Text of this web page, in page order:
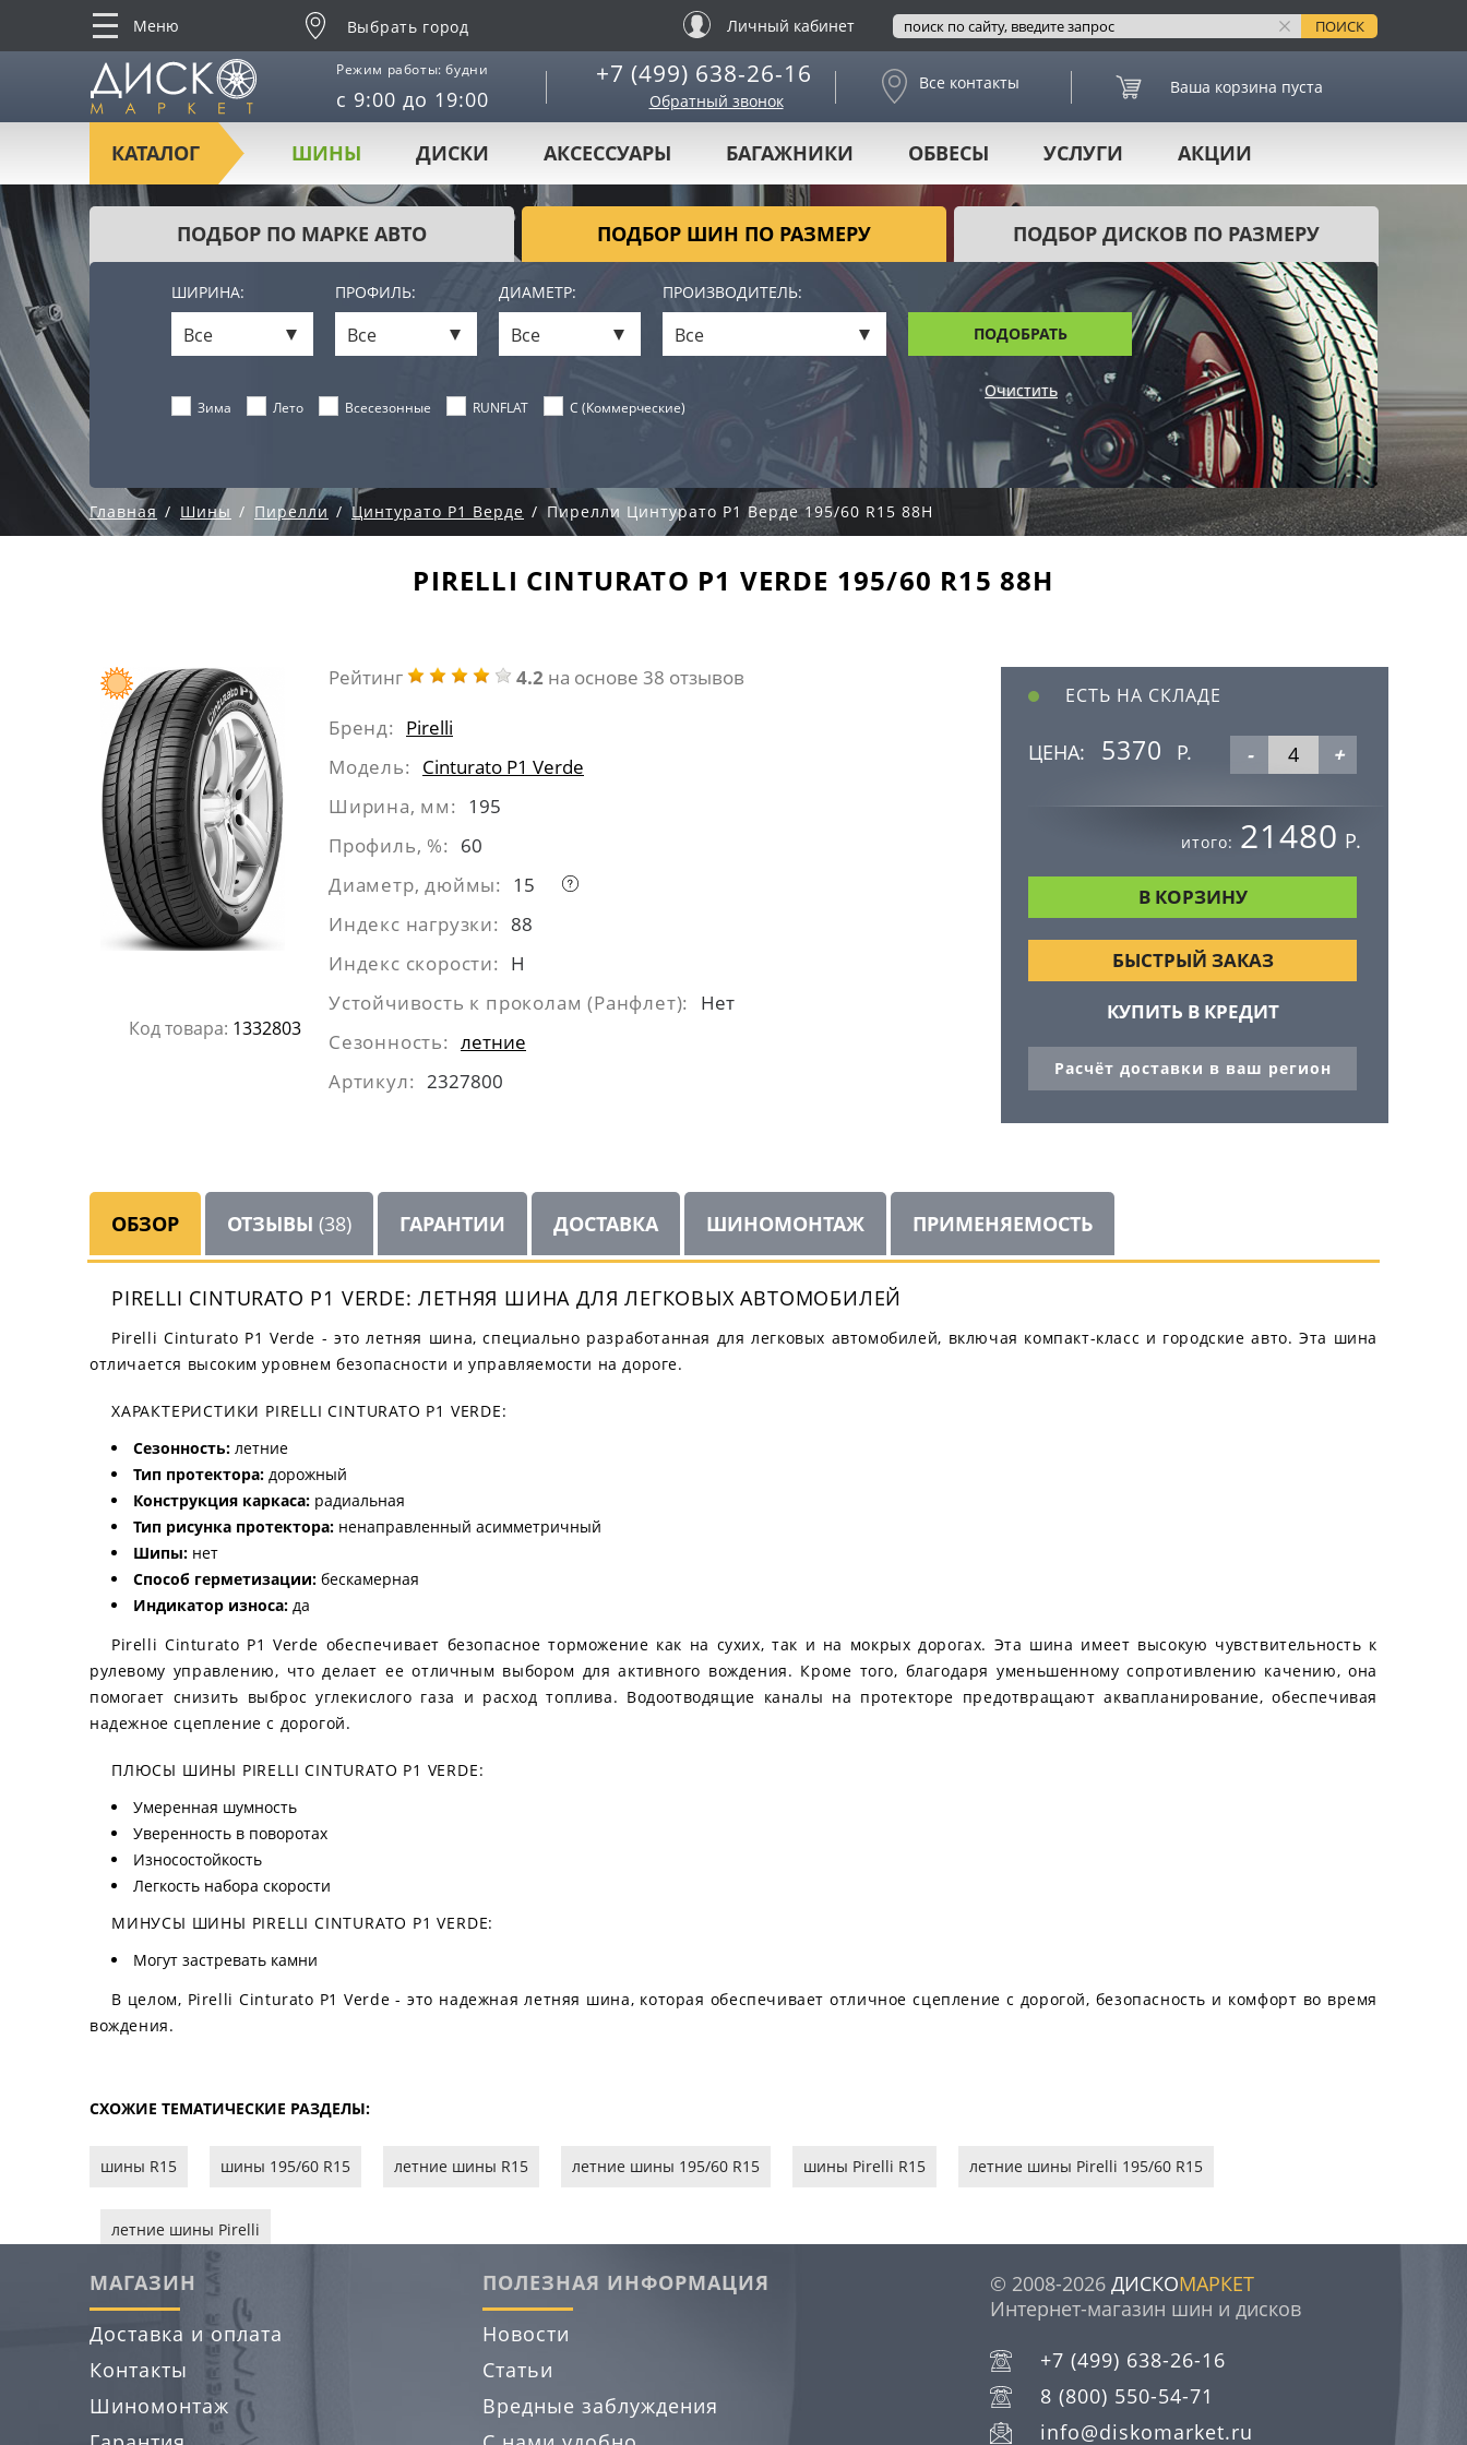
Меню Выбрать город Личный кабинет
Режим работы: будни
с 9:00 до 19:00
+7 (499) 638-26-16
Обратный звонок
Все контакты Ваша корзина пуста
КАТАЛОГ ШИНЫ ДИСКИ АКСЕССУАРЫ БАГАЖНИКИ ОБВЕСЫ УСЛУГИ АКЦИИ
ПОДБОР ПО МАРКЕ АВТО ПОДБОР ШИН ПО РАЗМЕРУ ПОДБОР ДИСКОВ ПО РАЗМЕРУ
ШИРИНА: ПРОФИЛЬ: ДИАМЕТР: ПРОИЗВОДИТЕЛЬ:
Все Все Все Все ПОДОБРАТЬ
Зима Лето Всесезонные RUNFLAT C (Коммерческие)
Главная Шины Пирелли Цинтурато Р1 Верде Пирелли Цинтурато Р1 Верде 195/60 R15 88H
PIRELLI CINTURATO P1 VERDE 195/60 R15 88H
Код товара: 1332803
Рейтинг 4.2 на основе 38 отзывов
Бренд:
Pirelli
Модель:
Cinturato P1 Verde
Ширина, мм:
195
Профиль, %:
60
Диаметр, дюймы:
15
Индекс нагрузки:
88
Индекс скорости:
H
Устойчивость к проколам (Ранфлет):
Нет
Сезонность: летние
Артикул: 2327800
ЕСТЬ НА СКЛАДЕ
ЦЕНА: 5370 Р. - +
итого: 21480 Р.
БЫСТРЫЙ ЗАКАЗ
КУПИТЬ В КРЕДИТ
Расчёт доставки в ваш регион
ОБЗОР ОТЗЫВЫ (38) ГАРАНТИИ ДОСТАВКА ШИНОМОНТАЖ ПРИМЕНЯЕМОСТЬ
PIRELLI CINTURATO P1 VERDE: ЛЕТНЯЯ ШИНА ДЛЯ ЛЕГКОВЫХ АВТОМОБИЛЕЙ
Pirelli Cinturato P1 Verde - это летняя шина, специально разработанная для легковых автомобилей, включая компакт-класс и городские авто. Эта шина
отличается высоким уровнем безопасности и управляемости на дороге.
ХАРАКТЕРИСТИКИ PIRELLI CINTURATO P1 VERDE:
Сезонность: летние
Тип протектора: дорожный
Конструкция каркаса: радиальная
Тип рисунка протектора: ненаправленный асимметричный
Шипы: нет
Способ герметизации: бескамерная
Индикатор износа: да
Pirelli Cinturato P1 Verde обеспечивает безопасное торможение как на сухих, так и на мокрых дорогах. Эта шина имеет высокую чувствительность к
рулевому управлению, что делает ее отличным выбором для активного вождения. Кроме того, благодаря уменьшенному сопротивлению качению, она
помогает снизить выброс углекислого газа и расход топлива. Водоотводящие каналы на протекторе предотвращают аквапланирование, обеспечивая
надежное сцепление с дорогой.
ПЛЮСЫ ШИНЫ PIRELLI CINTURATO P1 VERDE:
Умеренная шумность
Уверенность в поворотах
Износостойкость
Легкость набора скорости
МИНУСЫ ШИНЫ PIRELLI CINTURATO P1 VERDE:
Могут застревать камни
В целом, Pirelli Cinturato P1 Verde - это надежная летняя шина, которая обеспечивает отличное сцепление с дорогой, безопасность и комфорт во время
вождения.
СХОЖИЕ ТЕМАТИЧЕСКИЕ РАЗДЕЛЫ:
шины R15 шины 195/60 R15 летние шины R15 летние шины 195/60 R15 шины Pirelli R15 летние шины Pirelli 195/60 R15
летние шины Pirelli
МАГАЗИН
Доставка и оплата
Контакты
Шиномонтаж
ПОЛЕЗНАЯ ИНФОРМАЦИЯ
Новости
Статьи
Вредные заблуждения
© 2008-2026 ДИСКОМАРКЕТ
Интернет-магазин шин и дисков
+7 (499) 638-26-16
8 (800) 550-54-71
info@diskomarket.ru